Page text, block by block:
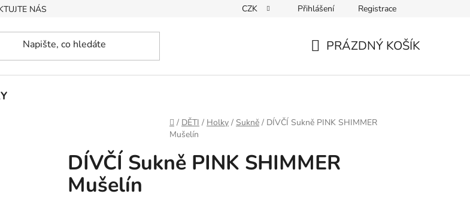
NÁS Podmínky ochrany osobních údajů
CZK Přihlášení Registrace
PRÁZDNÝ KOŠÍK
Domů
/ DĚTI / Holky / Sukně / DÍVČÍ Sukně PINK SHIMMER
Mušelín
DÍVČÍ Sukně PINK SHIMMER
Mušelín